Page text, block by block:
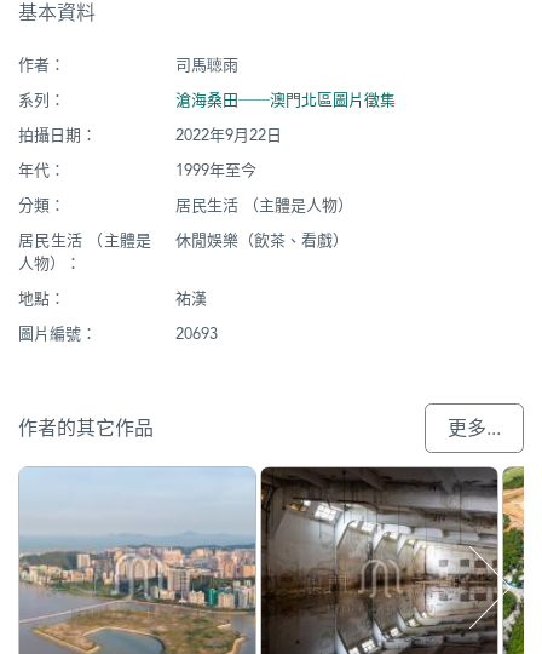
市
基本資料
作者：
司馬聴雨
系列：
滄海桑田──澳門北區圖片徵集
拍攝日期：
2022年9月22日
年代：
1999年至今
分類：
居民生活 （主體是人物）
居民生活 （主體是
人物）：
休閒娛樂（飲茶、看戲）
地點：
祐漢
圖片編號：
20693
作者的其它作品 更多...